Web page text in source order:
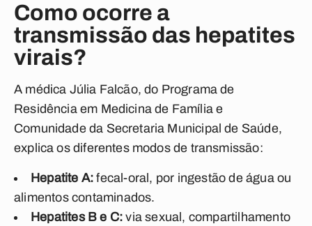
Como ocorre a
transmissão das hepatites
virais?
A médica Júlia Falcão, do Programa de
Residência em Medicina de Família e
Comunidade da Secretaria Municipal de Saúde,
explica os diferentes modos de transmissão:
Hepatite A:fecal-oral, por ingestão de água ou
alimentos contaminados.
Hepatites B e C: via sexual, compartilhamento